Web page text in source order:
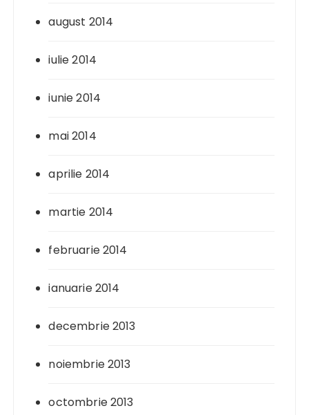
august 2014
iulie 2014
iunie 2014
mai 2014
aprilie 2014
martie 2014
februarie 2014
ianuarie 2014
decembrie 2013
noiembrie 2013
octombrie 2013